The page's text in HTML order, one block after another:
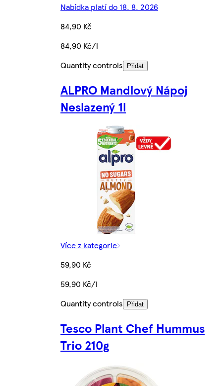
Nabídka platí do 18. 8. 2026
84,90 Kč
84,90 Kč/l
Quantity controls
Přidat
ALPRO Mandlový Nápoj
Neslazený 1l
Více z kategorie
59,90 Kč
59,90 Kč/l
Quantity controls
Přidat
Tesco Plant Chef Hummus
Trio 210g